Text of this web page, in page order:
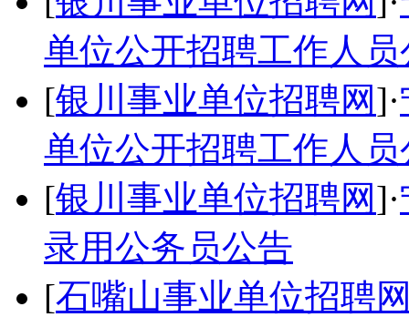
单位公开招聘工作人员
[银川事业单位招聘网]·
单位公开招聘工作人
[银川事业单位招聘网]·
录用公务员公告
[石嘴山事业单位招聘